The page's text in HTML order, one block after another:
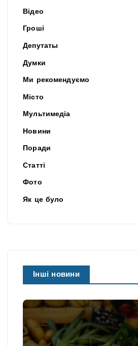
Відео
Гроші
Депутаты
Думки
Ми рекомендуємо
Місто
Мультимедіа
Новини
Поради
Статті
Фото
Як це було
Інші новини